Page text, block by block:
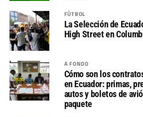
FÚTBOL
La Selección de
High Street en
A FONDO
Cómo son los
en Ecuador: primas,
autos y boletos de
paquete